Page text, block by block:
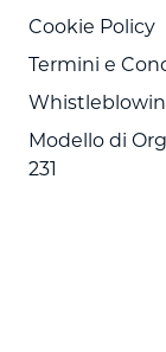
Cookie Policy
Termini e
Modello di
231